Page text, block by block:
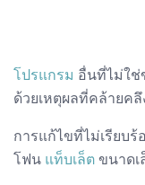
โปรแกรม อื่นที่ไม่ใ
ด้วยเหตุผลที่คล้ายค
การแก้ไขที่ไม่เรียบ
โฟน แท็บเล็ต ขนาดเ